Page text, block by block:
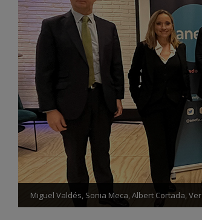
Miguel Valdés, Sonia Meca, Albert Cortada,